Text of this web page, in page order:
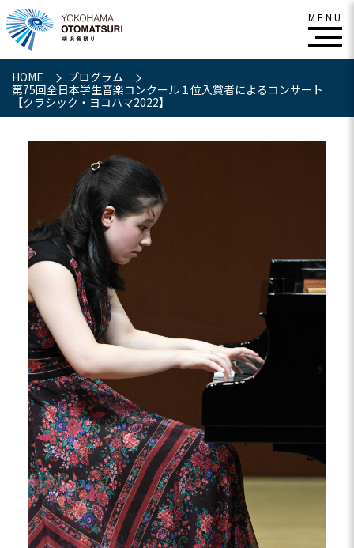
HOME
プログラム
第75回全日本学生音楽コンクール１位入賞者によるコンサート
【クラシック・ヨコハマ2022】